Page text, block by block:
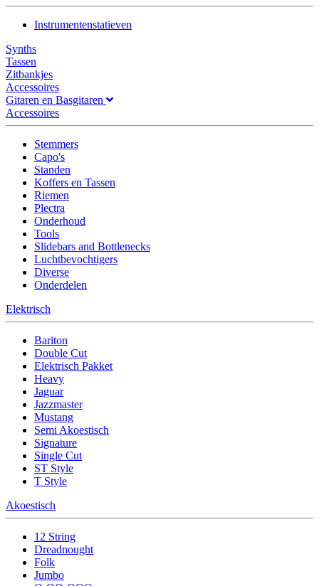
Instrumentenstatieven
Synths
Tassen
Zitbankjes
Accessoires
Gitaren en Basgitaren
Accessoires
Stemmers
Capo's
Standen
Koffers en Tassen
Riemen
Plectra
Onderhoud
Tools
Slidebars and Bottlenecks
Luchtbevochtigers
Diverse
Onderdelen
Elektrisch
Bariton
Double Cut
Elektrisch Pakket
Heavy
Jaguar
Jazzmaster
Mustang
Semi Akoestisch
Signature
Single Cut
ST Style
T Style
Akoestisch
12 String
Dreadnought
Folk
Jumbo